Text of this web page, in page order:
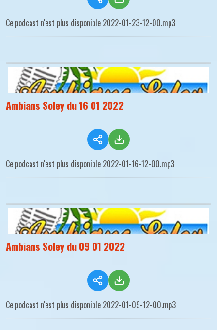
Ce podcast n'est plus disponible 2022-01-23-12-00.mp3
Ambians Soley du 16 01 2022
Ce podcast n'est plus disponible 2022-01-16-12-00.mp3
Ambians Soley du 09 01 2022
Ce podcast n'est plus disponible 2022-01-09-12-00.mp3